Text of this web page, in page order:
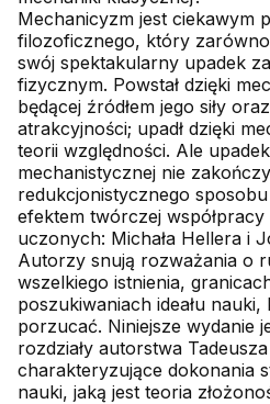
Mechanicyzm jest ciekawym
filozoficznego, który
swój spektakularny upadek
fizycznym. Powstał dzięki
będącej źródłem jego siły
atrakcyjności; upadł dzięki
teorii względności. Ale
mechanistycznej nie
redukcjonistycznego
efektem twórczej
uczonych: Michała Hellera i
Autorzy snują rozważania o
wszelkiego istnienia,
poszukiwaniach ideału
porzucać. Niniejsze wydanie
rozdziały autorstwa
charakteryzujące dokonania
nauki, jaką jest teoria